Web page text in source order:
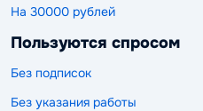
На 30000 рублей
Пользуются спросом
Без подписок
Без указания работы